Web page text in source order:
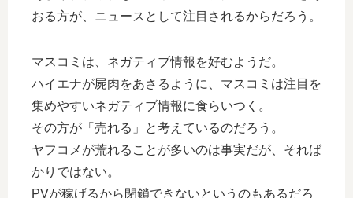
おる方が、ニュースとして注目されるからだろう。
マスコミは、ネガティブ情報を好むようだ。
ハイエナが屍肉をあさるように、マスコミは注目を
集めやすいネガティブ情報に食らいつく。
その方が「売れる」と考えているのだろう。
ヤフコメが荒れることが多いのは事実だが、それば
かりではない。
PVが稼げるから閉鎖できないというのもあるだろ